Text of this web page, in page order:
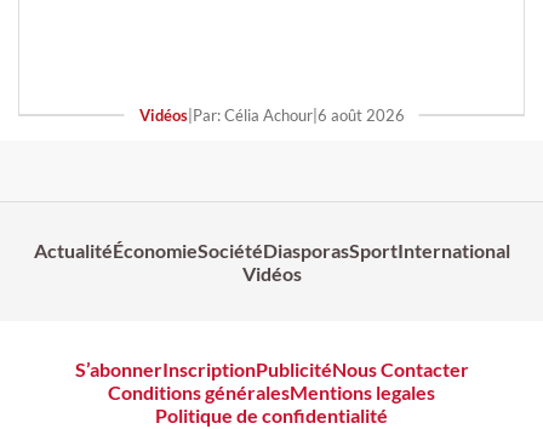
Vidéos|Par: Célia Achour|6 août 2026
ActualitéÉconomieSociétéDiasporasSportInternational
Vidéos
S’abonnerInscriptionPublicitéNous Contacter
Conditions généralesMentions legales
Politique de confidentialité